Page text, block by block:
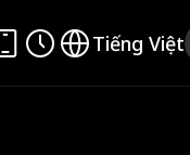
Tiếng Việt